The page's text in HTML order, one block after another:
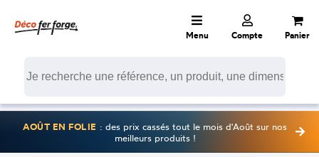
Menu Compte Panier
AOÛT EN FOLIE : des prix cassés tout le mois d'Août sur nos
meilleurs produits !